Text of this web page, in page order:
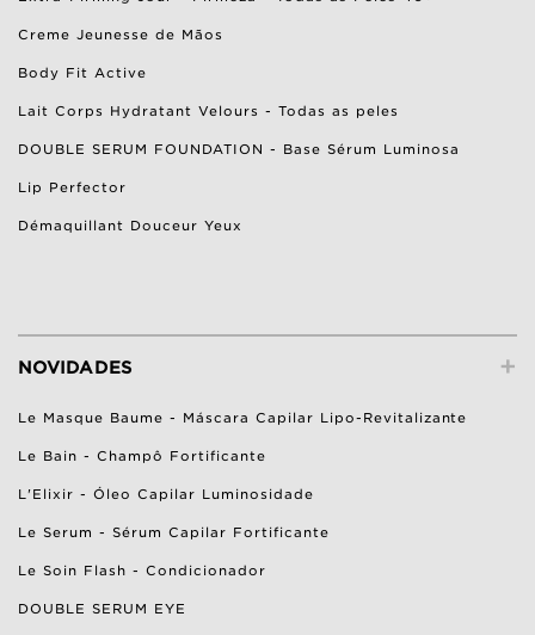
Creme Jeunesse de Mãos
Body Fit Active
Lait Corps Hydratant Velours - Todas as peles
DOUBLE SERUM FOUNDATION - Base Sérum Luminosa
Lip Perfector
Démaquillant Douceur Yeux
+
NOVIDADES
Le Masque Baume - Máscara Capilar Lipo-Revitalizante
Le Bain - Champô Fortificante
L'Elixir - Óleo Capilar Luminosidade
Le Serum - Sérum Capilar Fortificante
Le Soin Flash - Condicionador
DOUBLE SERUM EYE